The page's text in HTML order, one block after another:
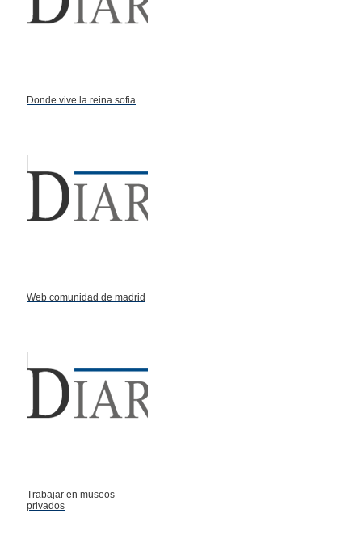
Donde vive la reina sofia
Web comunidad de madrid
Trabajar en museos
privados